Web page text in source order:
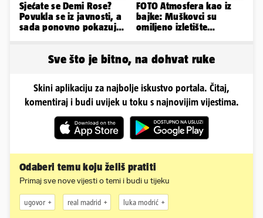
Sjećate se Demi Rose?
Povukla se iz javnosti, a
sada ponovno pokazuje
FOTO Atmosfera kao iz
bajke: Muškovci su
omiljeno izletište
Sve što je bitno, na dohvat ruke
Skini aplikaciju za najbolje iskustvo portala. Čitaj,
komentiraj i budi uvijek u toku s najnovijim vijestima.
Odaberi temu koju želiš pratiti
Primaj sve nove vijesti o temi i budi u tijeku
ugovor real madrid luka modrić